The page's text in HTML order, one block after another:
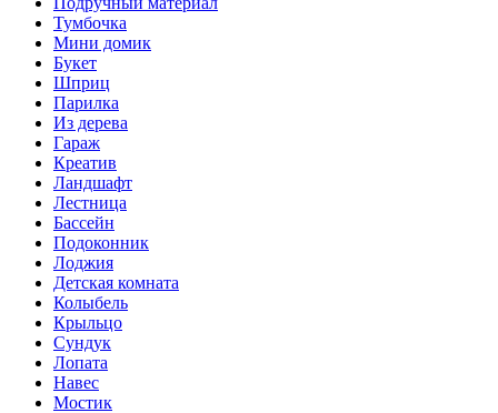
Тумбочка
Мини домик
Букет
Шприц
Парилка
Из дерева
Гараж
Креатив
Ландшафт
Лестница
Бассейн
Подоконник
Лоджия
Детская комната
Колыбель
Крыльцо
Сундук
Лопата
Навес
Мостик